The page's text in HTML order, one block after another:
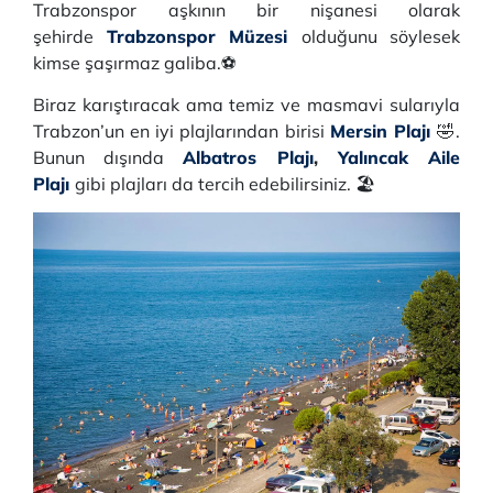
Trabzonspor aşkının bir nişanesi olarak
şehirde Trabzonspor Müzesi
olduğunu söylesek
kimse şaşırmaz galiba.⚽
Biraz karıştıracak ama temiz ve masmavi sularıyla
Trabzon’un en iyi plajlarından birisi Mersin Plajı 🤣.
Bunun dışındaAlbatros Plajı,Yalıncak Aile
Plajı gibi plajları da tercih edebilirsiniz. 🏖️